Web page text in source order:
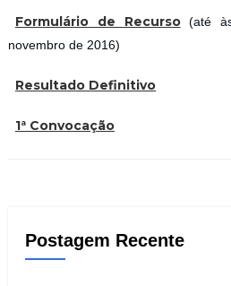
Formulário de Recurso(até
novembro de 2016)
Resultado Definitivo
1ª Convocação
Postagem Recente